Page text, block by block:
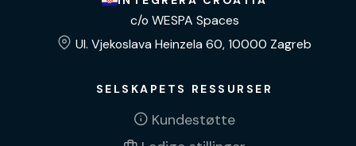
c/o WESPA Spaces
Ul. Vjekoslava Heinzela 60, 10000 Zagreb
SELSKAPETS RESSURSER
Kundestøtte